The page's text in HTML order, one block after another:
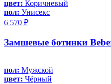
цвет: Коричневый
пол: Унисекс
6 570 ₽
Замшевые ботинки
пол: Мужской
цвет: Чёрный